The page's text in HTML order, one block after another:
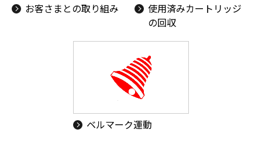
お客さまとの取り組み
使用済みカートリッジ
の回収
ベルマーク運動